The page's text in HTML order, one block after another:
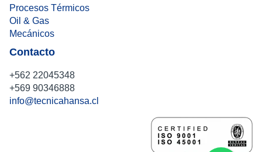
Procesos Térmicos
Oil & Gas
Mecánicos
Contacto
+562 22045348
+569 90346888
info@tecnicahansa.cl